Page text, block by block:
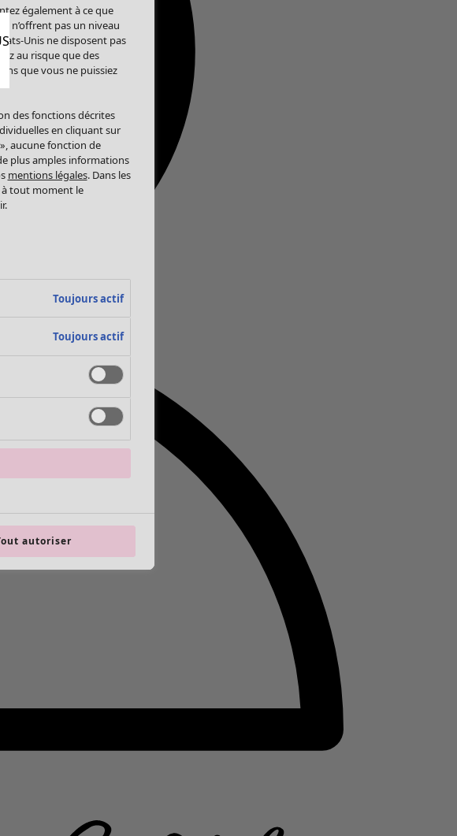
également à ce que
n’offrent pas un niveau
Unis ne disposent pas
au risque que des
que vous ne puissiez
des fonctions décrites
en cliquant sur
aucune fonction de
plus amples informations
mentions légales. Dans les
à tout moment le
Toujours actif
Toujours actif
autoriser